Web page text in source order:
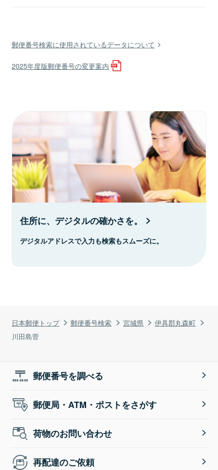
日本郵便トップ 郵便番号検索 宮城県
伊具郡丸森町
川田島菅
郵便番号検索に使用されているデータについて
2025年度版郵便番号の変更案内
住所に、デジタルの確かさを。
デジタルアドレスで入力も検索もスムーズに。
郵便番号を調べる
郵便局・ATM・ポストをさがす
荷物のお問い合わせ
再配達のご依頼